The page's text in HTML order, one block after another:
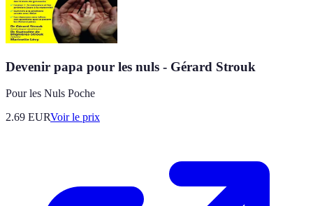
Devenir papa pour les nuls - Gérard Strouk
Pour les Nuls Poche
2.69 EURVoir le prix